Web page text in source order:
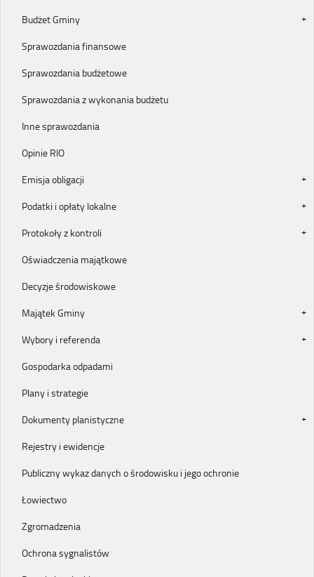
Budżet Gminy
Sprawozdania finansowe
Sprawozdania budżetowe
Sprawozdania z wykonania budżetu
Inne sprawozdania
Opinie RIO
Emisja obligacji
Podatki i opłaty lokalne
Protokoły z kontroli
Oświadczenia majątkowe
Decyzje środowiskowe
Majątek Gminy
Wybory i referenda
Gospodarka odpadami
Plany i strategie
Dokumenty planistyczne
Rejestry i ewidencje
Publiczny wykaz danych o środowisku i jego ochronie
Łowiectwo
Zgromadzenia
Ochrona sygnalistów